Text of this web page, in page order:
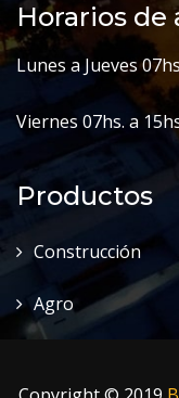
Horarios
Lunes a Jueves
Viernes 07hs. a
Productos
Construcción
Agro